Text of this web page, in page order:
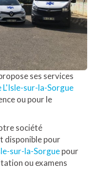
ses services
sur-la-Sorgue
ou pour le
société
disponible pour
sur-la-Sorguepour
ou examens